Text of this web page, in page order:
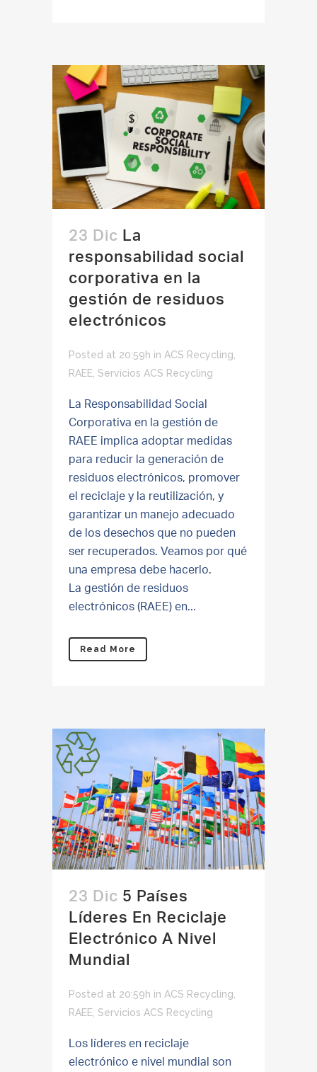
23 Dic La
responsabilidad social
corporativa en la
gestión de residuos
electrónicos
Posted at 20:59h in ACS Recycling
RAEE Servicios ACS Recycling
La Responsabilidad Social
Corporativa en la gestión de
RAEE implica adoptar medidas
para reducir la generación de
residuos electrónicos, promover
el reciclaje y la reutilización, y
garantizar un manejo adecuado
de los desechos que no pueden
ser recuperados. Veamos por qué
una empresa debe hacerlo.
La gestión de residuos
electrónicos (RAEE) en...
Read More
23 Dic 5 Países
Líderes En Reciclaje
Electrónico A Nivel
Mundial
Posted at 20:59h in ACS Recycling,
RAEE, Servicios ACS Recycling
Los líderes en reciclaje
electrónico e nivel mundial son